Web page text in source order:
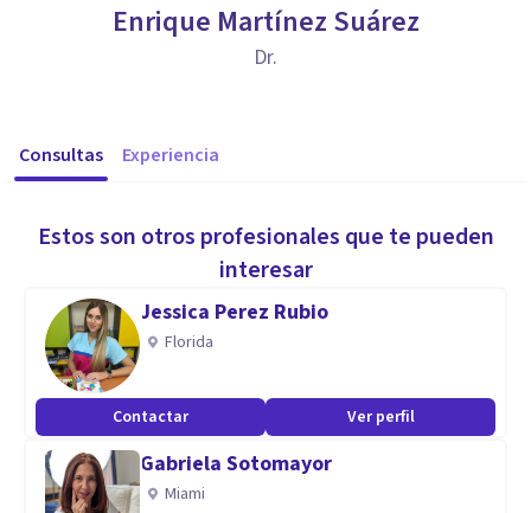
Enrique Martínez Suárez
Dr.
Consultas Experiencia
Estos son otros profesionales que te pueden
interesar
Jessica Perez Rubio
Florida
Contactar Ver perfil
Gabriela Sotomayor
Miami